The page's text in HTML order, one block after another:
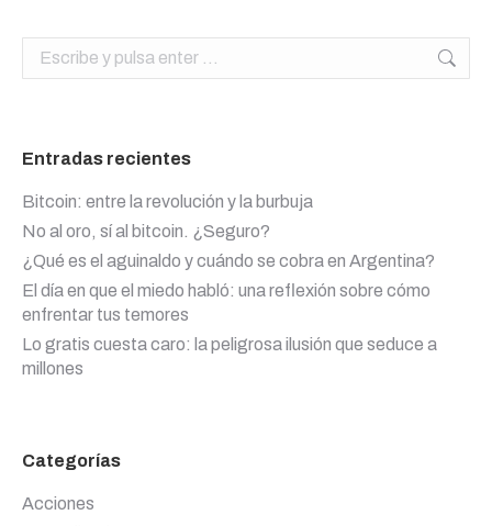
Buscar:
Entradas recientes
Bitcoin: entre la revolución y la burbuja
No al oro, sí al bitcoin. ¿Seguro?
¿Qué es el aguinaldo y cuándo se cobra en Argentina?
El día en que el miedo habló: una reflexión sobre cómo
enfrentar tus temores
Lo gratis cuesta caro: la peligrosa ilusión que seduce a
millones
Categorías
Acciones